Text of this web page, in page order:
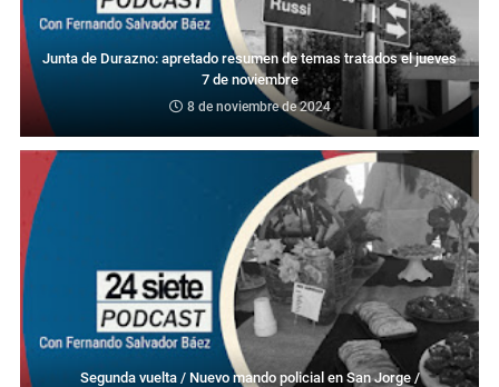
Junta de Durazno: apretado resumen de temas tratados el jueves
7 de noviembre
8 de noviembre de 2024
Segunda vuelta / Nuevo mando policial en San Jorge /